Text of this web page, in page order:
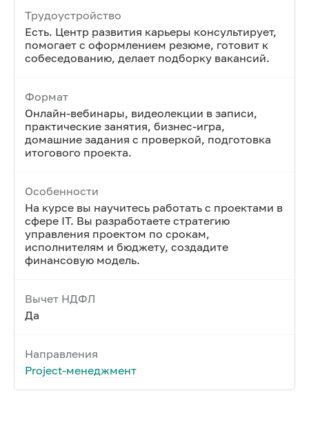
Трудоустройство
Есть. Центр развития карьеры консультирует,
помогает с оформлением резюме, готовит к
собеседованию, делает подборку вакансий.
Формат
Онлайн-вебинары, видеолекции в записи,
практические занятия, бизнес-игра,
домашние задания с проверкой, подготовка
итогового проекта.
Особенности
На курсе вы научитесь работать с проектами в
сфере IT. Вы разработаете стратегию
управления проектом по срокам,
исполнителям и бюджету, создадите
финансовую модель.
Вычет НДФЛ
Да
Направления
Project-менеджмент